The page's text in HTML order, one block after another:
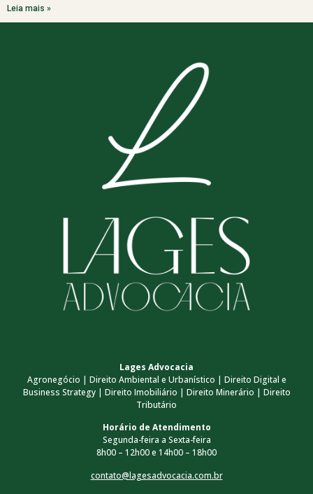
Leia mais »
Lages Advocacia
Agronegócio | Direito Ambiental e Urbanístico | Direito Digital e
Business Strategy | Direito Imobiliário | Direito Minerário | Direito
Tributário
Horário de Atendimento
Segunda-feira a Sexta-feira
8h00 – 12h00 e 14h00 – 18h00
contato@lagesadvocacia.com.br